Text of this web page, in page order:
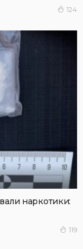
124
наркотики:
119